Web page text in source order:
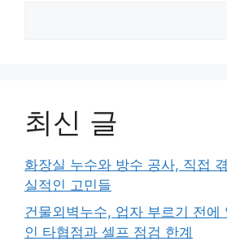
최신 글
화장실 누수와 방수 공사, 직접
실적인 고민들
건물외벽누수, 업자 부르기 전에
인 타협점과 셀프 점검 한계